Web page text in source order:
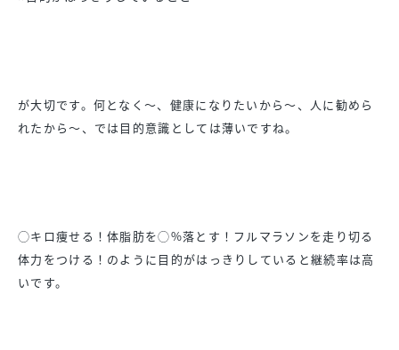
が大切です。何となく〜、健康になりたいから〜、
人に勧めら
れたから〜、では目的意識としては薄いですね。
◯キロ痩せる！体脂肪を◯%落とす！ フルマラソンを走り切る
体力をつける！ のように目的がはっきりしていると継続率は高
いです。